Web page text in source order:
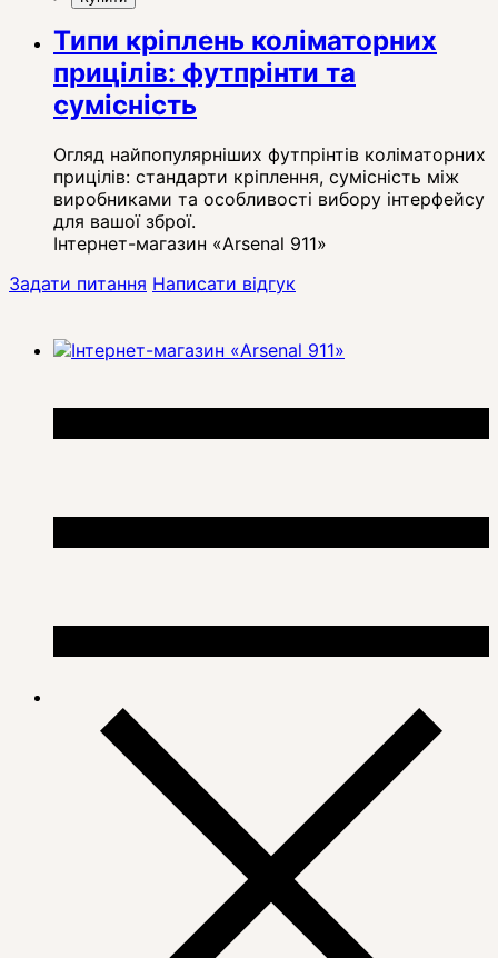
Типи кріплень коліматорних
прицілів: футпрінти та
сумісність
Огляд найпопулярніших футпрінтів коліматорних
прицілів: стандарти кріплення, сумісність між
виробниками та особливості вибору інтерфейсу
для вашої зброї.
Інтернет-магазин «Arsenal 911»
Задати питання Написати відгук